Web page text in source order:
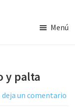
Menú
y palta
deja un comentario